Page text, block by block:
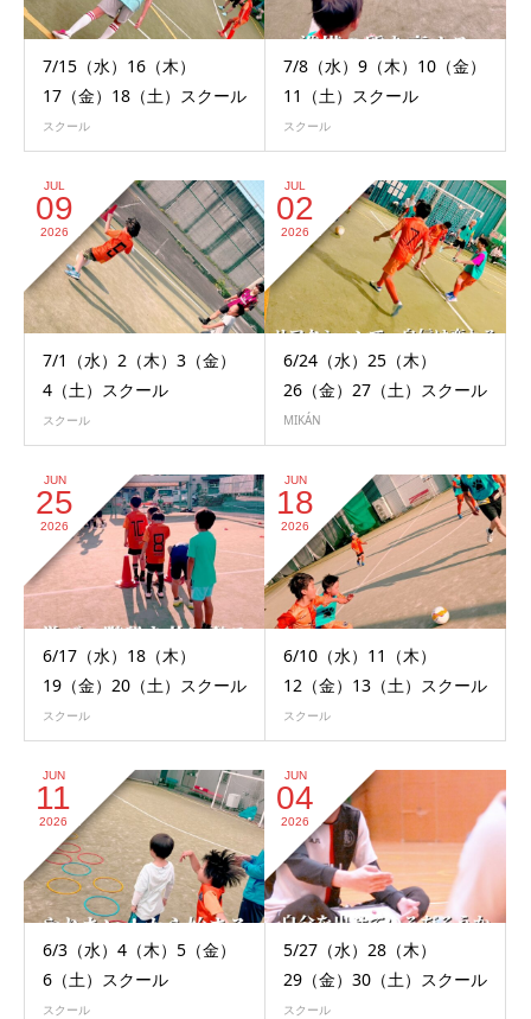
7/15（水）16（木）
17（金）18（土）スクール
スクール
7/8（水）9（木）10（金）
11（土）スクール
スクール
JUL
09
2026
7/1（水）2（木）3（金）
4（土）スクール
スクール
JUL
02
2026
6/24（水）25（木）
26（金）27（土）スクール
MIKÁN
JUN
25
2026
6/17（水）18（木）
19（金）20（土）スクール
スクール
JUN
18
2026
6/10（水）11（木）
12（金）13（土）スクール
スクール
JUN
11
2026
6/3（水）4（木）5（金）
6（土）スクール
スクール
JUN
04
2026
5/27（水）28（木）
29（金）30（土）スクール
スクール